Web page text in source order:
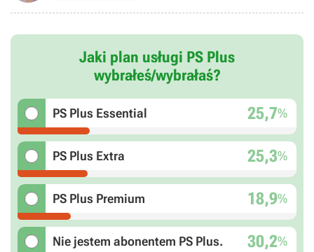
Jaki plan usługi PS Plus
wybrałeś/wybrałaś?
PS Plus Essential 25,7%
PS Plus Extra 25,3%
PS Plus Premium 18,9%
Nie jestem abonentem PS Plus. 30,2%